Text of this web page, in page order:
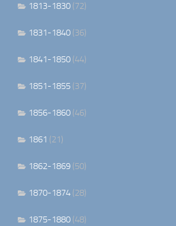
1813-1830 (72)
1831-1840 (36)
1841-1850 (44)
1851-1855 (37)
1856-1860 (46)
1861 (21)
1862-1869 (50)
1870-1874 (28)
1875-1880 (48)